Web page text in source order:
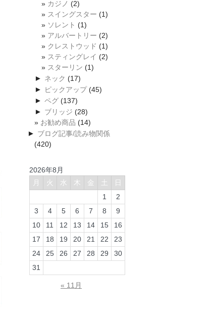
カジノ (2)
スイングスター (1)
ソレント (1)
アルバートリー (2)
クレストウッド (1)
スティングレイ (2)
スターリン (1)
► ネック (17)
► ピックアップ(45)
► ペグ (137)
► ブリッジ (28)
お勧め商品 (14)
► ブログ記事/読み物関係
(420)
2026年8月
月
火 水 木 金 土
日
1
2
3
4 5 6 7 8
9
10
11 12 13 14 15
16
17
18 19 20 21 22
23
24
25 26 27 28 29
30
31
« 11月